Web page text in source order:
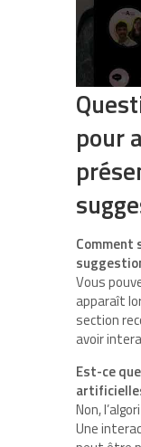
pour
Comment
Vous
apparaît
section
avoir
Est-ce
Non,
Une